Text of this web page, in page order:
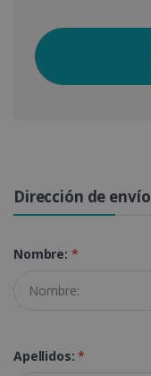
Dirección de envío
Nombre: *
Apellidos:*